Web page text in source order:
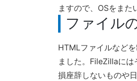
ますので、OSをまた
ファイル
HTMLファイルなど
ました。FileZillaには
損座辞しないものや